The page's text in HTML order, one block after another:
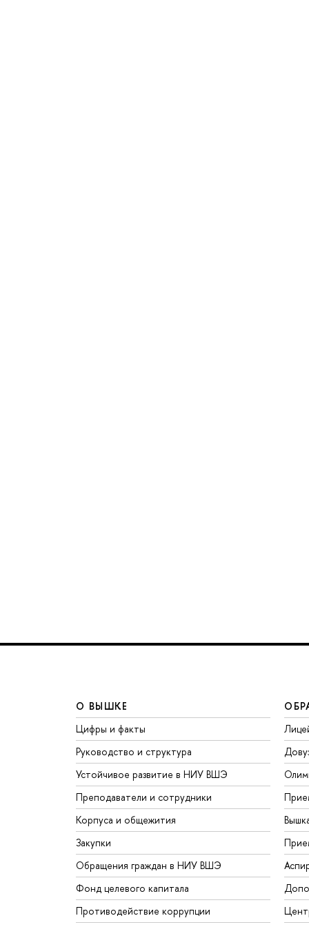
О ВЫШКЕ
Цифры и факты
Руководство и структура
Устойчивое развитие в НИУ ВШЭ
Преподаватели и сотрудники
Корпуса и общежития
Закупки
Обращения граждан в НИУ ВШЭ
Фонд целевого капитала
Противодействие коррупции